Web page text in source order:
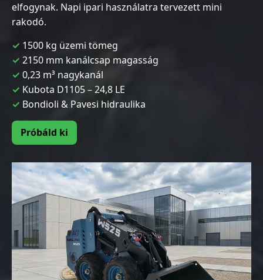
elfogynak. Napi ipari használatra tervezett mini
rakodó.
1500 kg üzemi tömeg
2150 mm kanálcsap magasság
0,23 m³ nagykanál
Kubota D1105 – 24,8 LE
Bondioli & Pavesi hidraulika
Próbáld ki